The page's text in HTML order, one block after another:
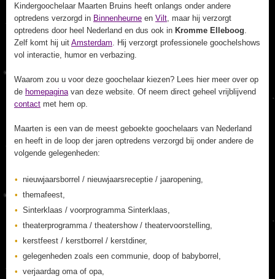
Kindergoochelaar Maarten Bruins heeft onlangs onder andere
optredens verzorgd in Binnenheurne en Vilt, maar hij verzorgt
optredens door heel Nederland en dus ook in Kromme Elleboog.
Zelf komt hij uit Amsterdam. Hij verzorgt professionele goochelshows
vol interactie, humor en verbazing.
Waarom zou u voor deze goochelaar kiezen? Lees hier meer over op
de homepaginavan deze website. Of neem direct geheel vrijblijvend
contact met hem op.
Maarten is een van de meest geboekte goochelaars van Nederland
en heeft in de loop der jaren optredens verzorgd bij onder andere de
volgende gelegenheden:
nieuwjaarsborrel / nieuwjaarsreceptie / jaaropening,
themafeest,
Sinterklaas / voorprogramma Sinterklaas,
theaterprogramma / theatershow / theatervoorstelling,
kerstfeest / kerstborrel / kerstdiner,
gelegenheden zoals een communie, doop of babyborrel,
verjaardag oma of opa,